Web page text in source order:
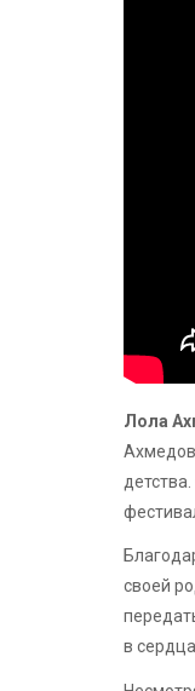
Лола
своей
в